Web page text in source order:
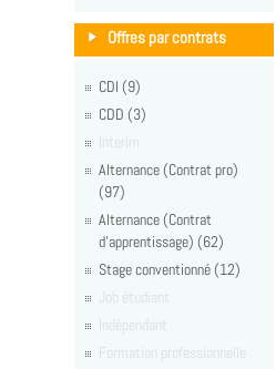
Offres par contrats
CDI (9)
CDD (3)
Interim
Alternance (Contrat pro)
(97)
Alternance (Contrat
d'apprentissage) (62)
Stage conventionné (12)
Job étudiant
Indépendant
Formation professionnelle